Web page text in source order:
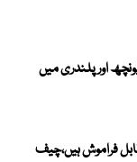
اور پلندری میں
فراموش ہیں،چیف